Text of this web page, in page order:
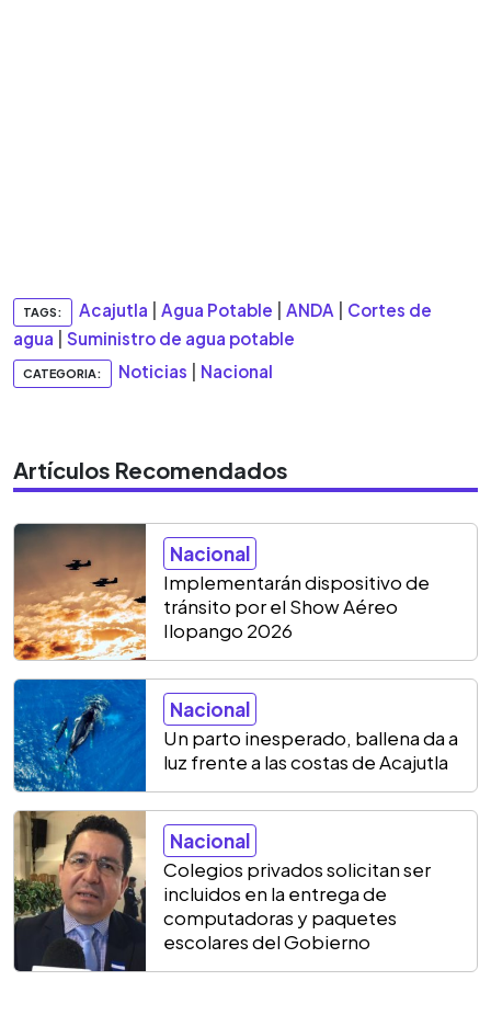
TAGS: Acajutla Agua Potable ANDA
Cortes de
agua
Suministro de agua potable
CATEGORIA: Noticias Nacional
Artículos Recomendados
Nacional
Implementarán dispositivo de
tránsito por el Show Aéreo
Ilopango 2026
Nacional
Un parto inesperado, ballena da a
luz frente a las costas de Acajutla
Nacional
Colegios privados solicitan ser
incluidos en la entrega de
computadoras y paquetes
escolares del Gobierno